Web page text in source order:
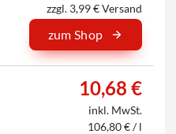
zzgl. 3,99 € Versand
zum Shop
10,68 €
inkl. MwSt.
106,80 € / l